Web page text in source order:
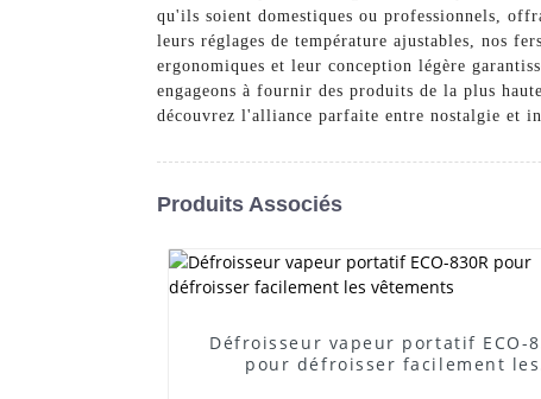
qu'ils soient domestiques ou professionnels,
leurs réglages de température ajustables, nos
ergonomiques et leur conception légère
engageons à fournir des produits de la plus
découvrez l'alliance parfaite entre nostalgie et
Produits Associés
Défroisseur vapeur portatif ECO-
pour défroisser facilement les